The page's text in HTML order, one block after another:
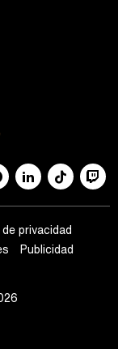
privacidad
Publicidad